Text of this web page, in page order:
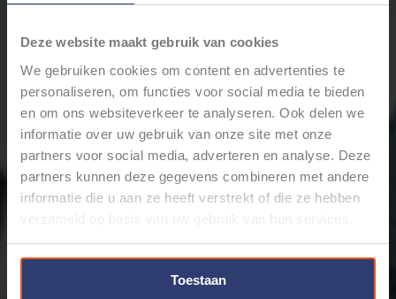
Deze website maakt gebruik van cookies
We gebruiken cookies om content en advertenties te
personaliseren, om functies voor social media te bieden
en om ons websiteverkeer te analyseren. Ook delen we
informatie over uw gebruik van onze site met onze
partners voor social media, adverteren en analyse. Deze
partners kunnen deze gegevens combineren met andere
informatie die u aan ze heeft verstrekt of die ze hebben
verzameld op basis van uw gebruik van hun services.
Toestaan
Bedrijf:
E-mail:*
Telefoon:
Onderwerp:*